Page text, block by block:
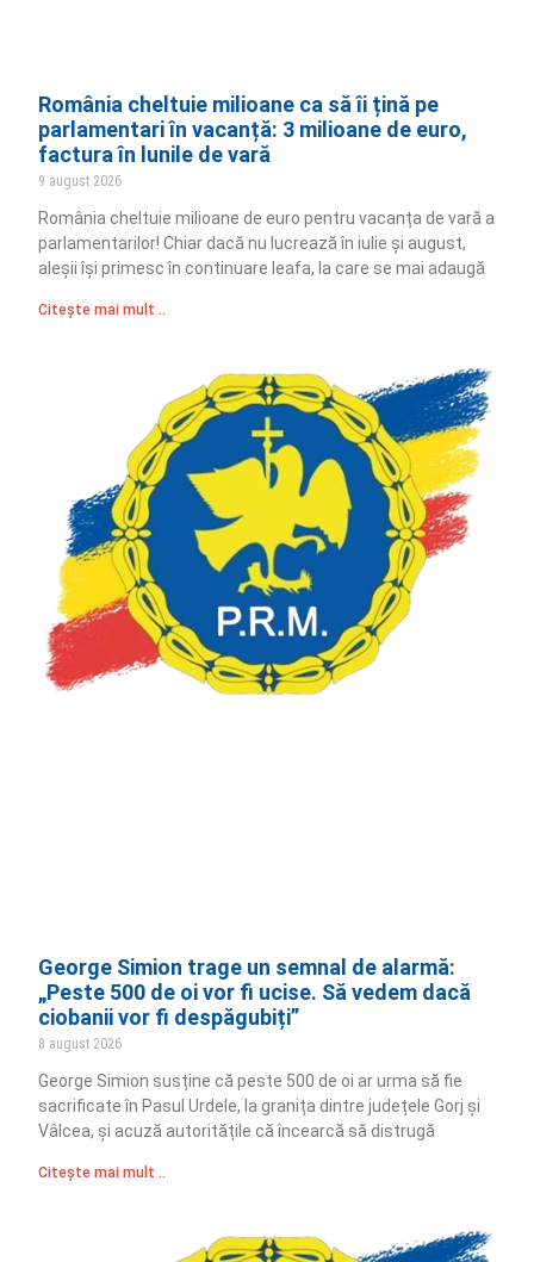
România cheltuie milioane ca să îi țină pe
parlamentari în vacanță: 3 milioane de euro,
factura în lunile de vară
9 august 2026
România cheltuie milioane de euro pentru vacanța de vară a
parlamentarilor! Chiar dacă nu lucrează în iulie și august,
aleșii își primesc în continuare leafa, la care se mai adaugă
Citește mai mult ..
George Simion trage un semnal de alarmă:
„Peste 500 de oi vor fi ucise. Să vedem dacă
ciobanii vor fi despăgubiți”
8 august 2026
George Simion susține că peste 500 de oi ar urma să fie
sacrificate în Pasul Urdele, la granița dintre județele Gorj și
Vâlcea, și acuză autoritățile că încearcă să distrugă
Citește mai mult ..